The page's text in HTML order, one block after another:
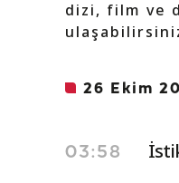
dizi, film ve
26 Ekim
03:58